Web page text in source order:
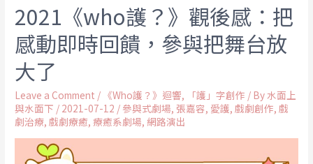
2021《who護？》觀後感：把
感動即時回饋，參與把舞台放
大了
Leave a Comment / 《Who護？》迴響, 「護」字創作 / By 水面上
與水面下 / 2021-07-12 / 參與式劇場, 張嘉容, 愛護,戲劇創作,戲
劇治療,戲劇療癒,療癒系劇場, 網路演出